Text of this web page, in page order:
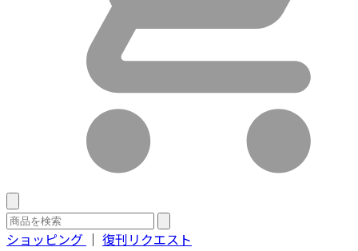
ショッピング ｜ 復刊リクエスト